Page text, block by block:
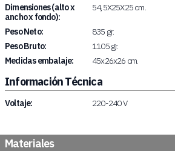
Dimensiones (alto x
ancho x fondo):
54,5X25X25 cm.
Peso Neto:
835 gr.
Peso Bruto:
1105 gr.
Medidas embalaje:
45x26x26 cm.
Información Técnica
Voltaje: 220-240 V
Materiales